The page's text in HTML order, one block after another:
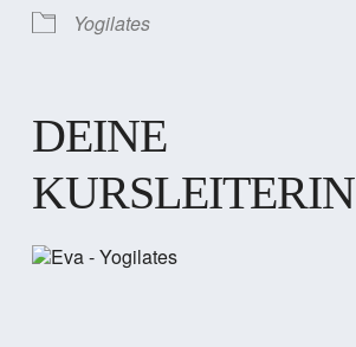
Yogilates
DEINE
KURSLEITERIN